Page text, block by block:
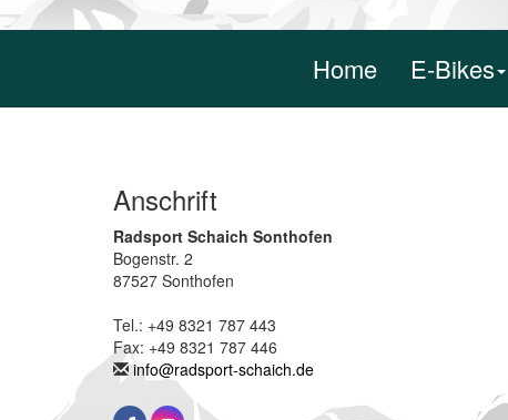
Home E-Bikes
Anschrift
Radsport Schaich Sonthofen
Bogenstr. 2
87527 Sonthofen
Tel.: +49 8321 787 443
Fax: +49 8321 787 446
info@radsport-schaich.de